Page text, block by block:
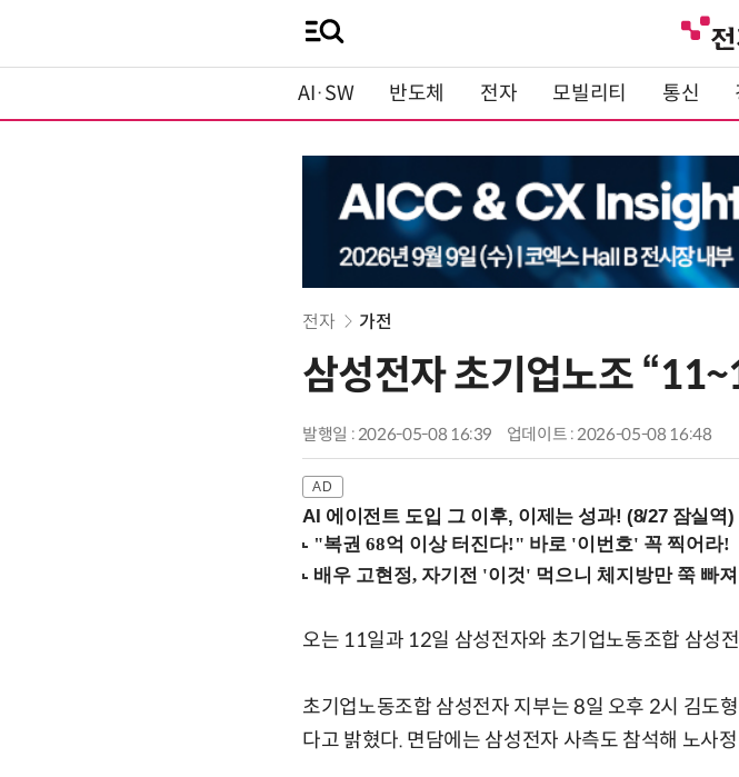
AI·SW 반도체 전자 모빌리티 통신
전자 가전
삼성전자 초기업노조
발행일 : 2026-05-08 16:39 업데이트 : 2026-05-08 16:48
AI 에이전트 도입 그 이후, 이제는 성과! (8/27 잠실역)
오는 11일과 12일 삼성전자와 초기업노동조합 삼성
초기업노동조합 삼성전자 지부는 8일 오후 2시 김도
다고 밝혔다. 면담에는 삼성전자 사측도 참석해 노사